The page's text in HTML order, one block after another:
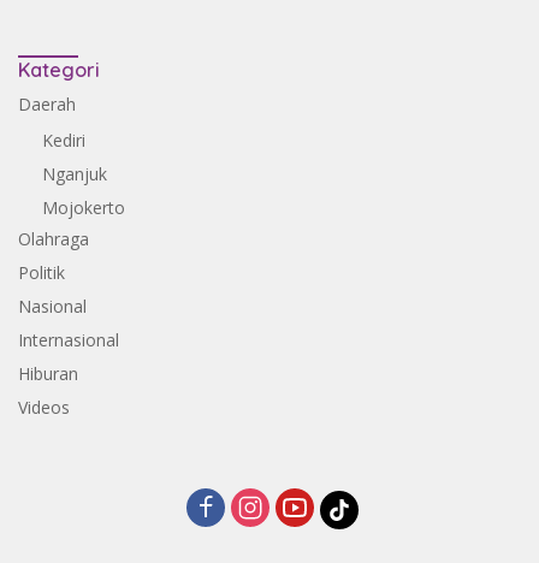
Kategori
Daerah
Kediri
Nganjuk
Mojokerto
Olahraga
Politik
Nasional
Internasional
Hiburan
Videos